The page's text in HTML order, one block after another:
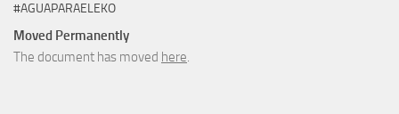
#AGUAPARAELEKO
Moved Permanently
The document has moved here.